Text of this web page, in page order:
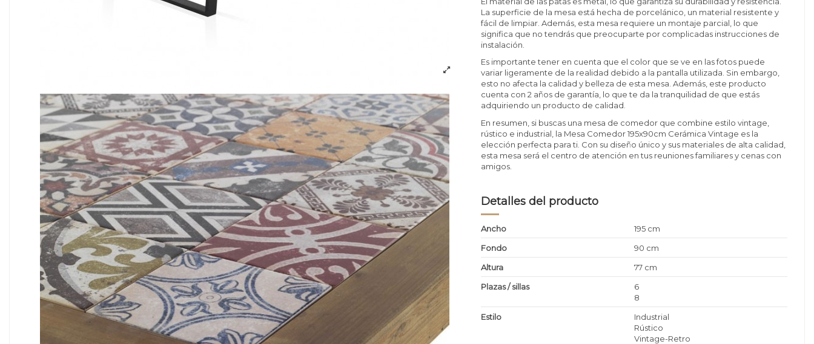
La superficie de la mesa está hecha de porcelánico, un material resistente y
fácil de limpiar. Además, esta mesa requiere un montaje parcial, lo que
significa que no tendrás que preocuparte por complicadas instrucciones de
instalación.
Es importante tener en cuenta que el color que se ve en las fotos puede
variar ligeramente de la realidad debido a la pantalla utilizada. Sin embargo,
esto no afecta la calidad y belleza de esta mesa. Además, este producto
cuenta con 2 años de garantía, lo que te da la tranquilidad de que estás
adquiriendo un producto de calidad.
En resumen, si buscas una mesa de comedor que combine estilo vintage,
rústico e industrial, la Mesa Comedor 195x90cm Cerámica Vintage es la
elección perfecta para ti. Con su diseño único y sus materiales de alta calidad,
esta mesa será el centro de atención en tus reuniones familiares y cenas con
amigos.
Detalles del producto
Ancho
195 cm
Fondo
90 cm
Altura
77 cm
Plazas / sillas
6
8
Estilo
Industrial
Rústico
Vintage-Retro